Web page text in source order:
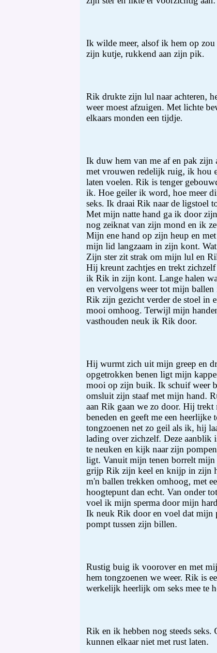
Ik wilde meer, alsof ik hem op
zijn kutje, rukkend aan zijn pik.
Rik drukte zijn lul naar achteren,
weer moest afzuigen. Met lichte
elkaars monden een tijdje.
Ik duw hem van me af en pak zijn
met vrouwen redelijk ruig, ik hou
laten voelen. Rik is tenger
ik. Hoe geiler ik word, hoe meer
seks. Ik draai Rik naar de ligstoel
Met mijn natte hand ga ik door
nog zeiknat van zijn mond en ik
Mijn ene hand op zijn heup en
mijn lid langzaam in zijn kont.
Zijn ster zit strak om mijn lul en
Hij kreunt zachtjes en trekt
ik Rik in zijn kont. Lange halen
en vervolgens weer tot mijn
Rik zijn gezicht verder de stoel in
mooi omhoog. Terwijl mijn
vasthouden neuk ik Rik door.
Hij wurmt zich uit mijn greep en
opgetrokken benen ligt mijn
mooi op zijn buik. Ik schuif weer
omsluit zijn staaf met mijn hand.
aan Rik gaan we zo door. Hij trekt
beneden en geeft me een
tongzoenen net zo geil als ik, hij
lading over zichzelf. Deze aanblik
te neuken en kijk naar zijn
ligt. Vanuit mijn tenen borrelt mijn
grijp Rik zijn keel en knijp in zijn
m'n ballen trekken omhoog, met
hoogtepunt dan echt. Van onder
voel ik mijn sperma door mijn
Ik neuk Rik door en voel dat mijn
pompt tussen zijn billen.
Rustig buig ik voorover en met
hem tongzoenen we weer. Rik is
werkelijk heerlijk om seks mee te
Rik en ik hebben nog steeds seks.
kunnen elkaar niet met rust laten.